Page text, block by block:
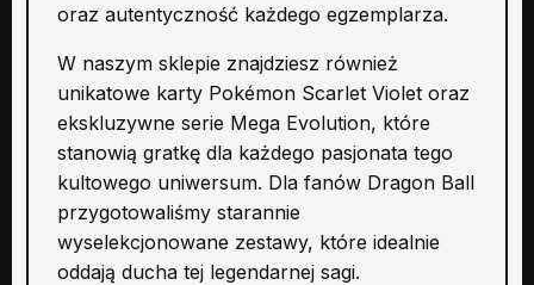
oraz autentyczność każdego egzemplarza.
W naszym sklepie znajdziesz również
unikatowe karty Pokémon Scarlet Violet oraz
ekskluzywne serie Mega Evolution, które
stanowią gratkę dla każdego pasjonata tego
kultowego uniwersum. Dla fanów Dragon Ball
przygotowaliśmy starannie
wyselekcjonowane zestawy, które idealnie
oddają ducha tej legendarnej sagi.